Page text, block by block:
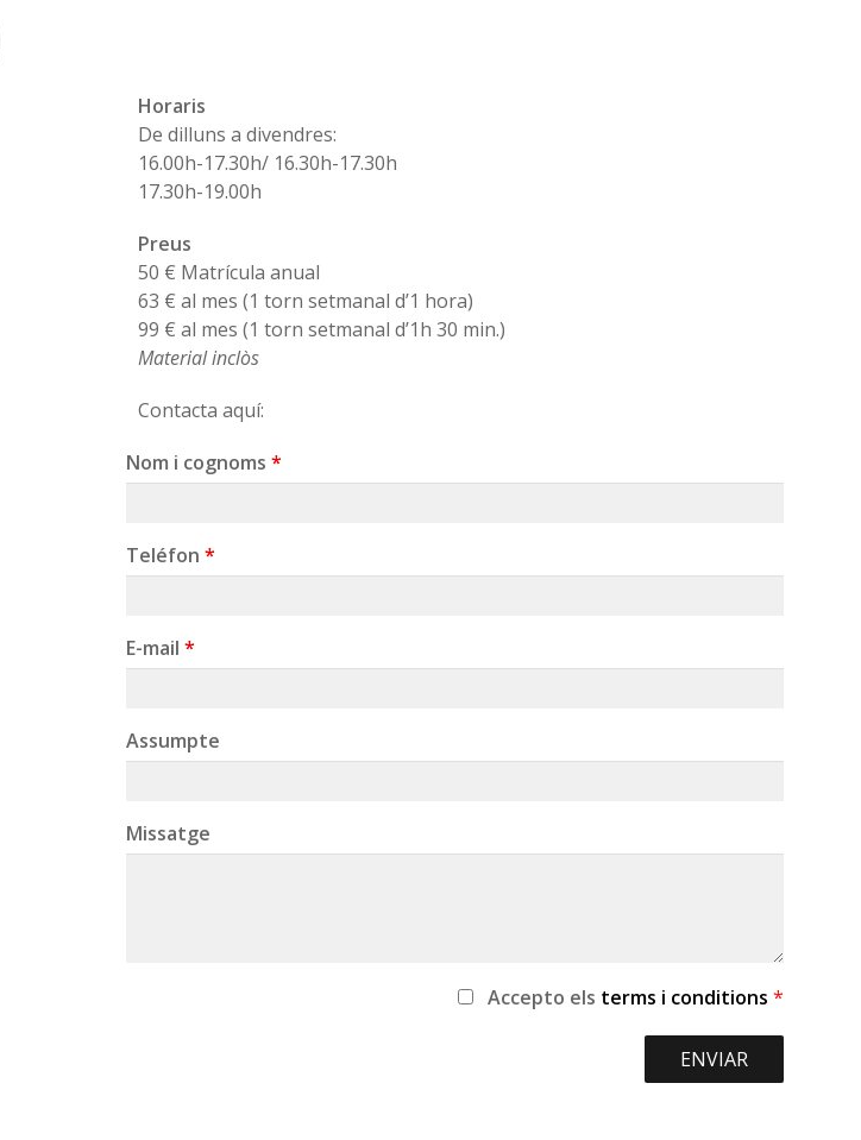
Horaris
De dilluns a divendres:
16.00h-17.30h/ 16.30h-17.30h
17.30h-19.00h
Preus
50 € Matrícula anual
63 € al mes (1 torn setmanal d’1 hora)
99 € al mes (1 torn setmanal d’1h 30 min.)
Material inclòs
Contacta aquí:
Nom i cognoms *
Teléfon *
E-mail *
Assumpte
Missatge
Accepto els terms i conditions *